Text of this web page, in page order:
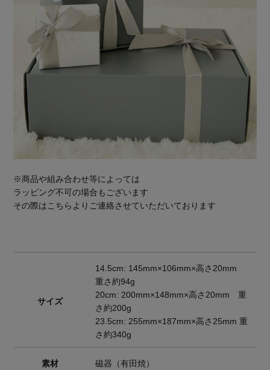
※商品や組み合わせ等によっては
ラッピング不可の場合もございます
その際はこちらよりご連絡させていただいております
サイズ
14.5cm: 145mm×106mm×高さ20mm
重さ約94g
20cm: 200mm×148mm×高さ20mm 重
さ約200g
23.5cm: 255mm×187mm×高さ25mm 重
さ約340g
素材 磁器（有田焼）